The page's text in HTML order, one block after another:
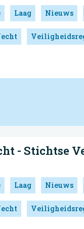
Laag Nieuws
- Stichtse
Laag Nieuws